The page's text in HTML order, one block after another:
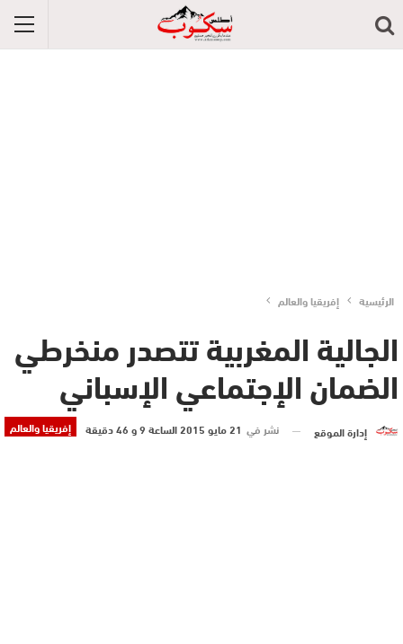
الرئيسية إفريقيا والعالم
الجالية المغربية تتصدر منخرطي
الضمان الإجتماعي الإسباني
إفريقيا والعالم إدارة الموقع نشر في 21 مايو 2015 الساعة 9 و 46 دقيقة